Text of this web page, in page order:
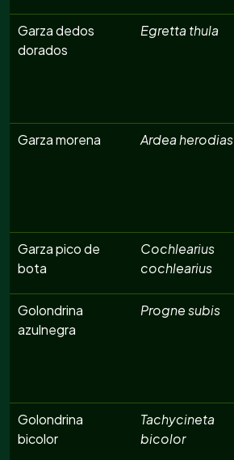
Garza dedos
dorados
Egretta thula
Garza morena Ardea herodias
Garza pico de
bota
Cochlearius
cochlearius
Golondrina
azulnegra
Progne subis
Golondrina
bicolor
Tachycineta
bicolor